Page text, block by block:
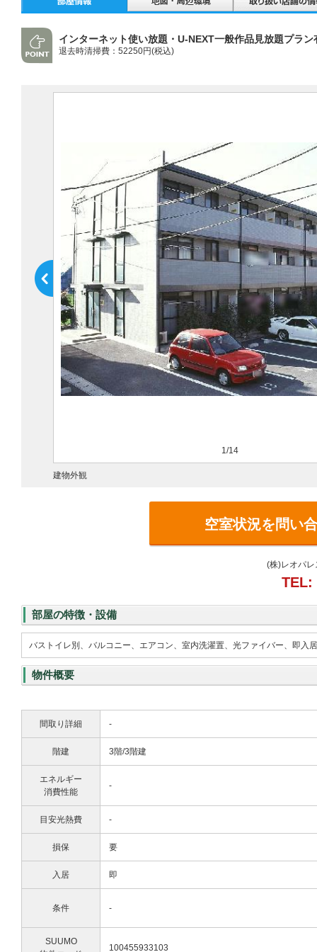
インターネット使い放題・U-NEXT一般作品見放題プラン
退去時清掃費：52250円(税込)
1/14
建物外観
空室状況を問い
(株)レオパ
TEL:
部屋の特徴・設備
バストイレ別、バルコニー、エアコン、室内洗濯置、光ファイバー、即
物件概要
間取り詳細 -
階建 3階/3階建
エネルギー
消費性能
-
目安光熱費 -
損保 要
入居 即
条件 -
SUUMO
100455933103